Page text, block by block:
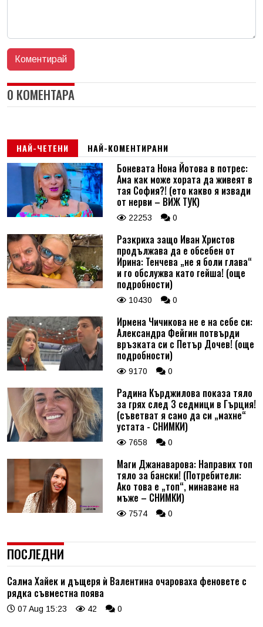
0 КОМЕНТАРА
НАЙ-ЧЕТЕНИ НАЙ-КОМЕНТИРАНИ
Боневата Нона Йотова в потрес:
Ама как може хората да живеят в
тая София?! (ето какво я извади
от нерви – ВИЖ ТУК)
22253 0
Разкриха защо Иван Христов
продължава да е обсебен от
Ирина: Тенчева „не я боли глава“
и го обслужва като гейша! (още
подробности)
10430 0
Ирмена Чичикова не е на себе си:
Александра Фейгин потвърди
връзката си с Петър Дочев! (още
подробности)
9170 0
Радина Кърджилова показа тяло
за грях след 3 седмици в Гърция!
(съветват я само да си „махне“
устата - СНИМКИ)
7658 0
Маги Джанаварова: Направих топ
тяло за бански! (Потребители:
Ако това е „топ“, минаваме на
мъже – СНИМКИ)
7574 0
ПОСЛЕДНИ
Салма Хайек и дъщеря ѝ Валентина очароваха феновете с
рядка съвместна поява
07 Aug 15:23 42 0